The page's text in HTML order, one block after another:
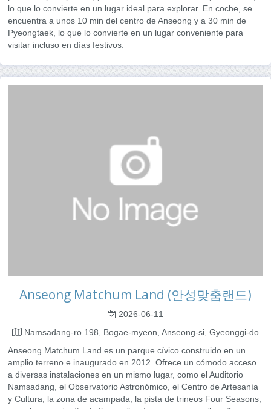
lo que lo convierte en un lugar ideal para explorar. En coche, se
encuentra a unos 10 min del centro de Anseong y a 30 min de
Pyeongtaek, lo que lo convierte en un lugar conveniente para
visitar incluso en días festivos.
Anseong Matchum Land (안성맞춤랜드)
2026-06-11
Namsadang-ro 198, Bogae-myeon, Anseong-si, Gyeonggi-do
Anseong Matchum Land es un parque cívico construido en un
amplio terreno e inaugurado en 2012. Ofrece un cómodo acceso
a diversas instalaciones en un mismo lugar, como el Auditorio
Namsadang, el Observatorio Astronómico, el Centro de Artesanía
y Cultura, la zona de acampada, la pista de trineos Four Seasons,